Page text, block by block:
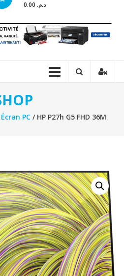
د.م. 0.00
Écran PC/ HP P27h G5 FHD 36M